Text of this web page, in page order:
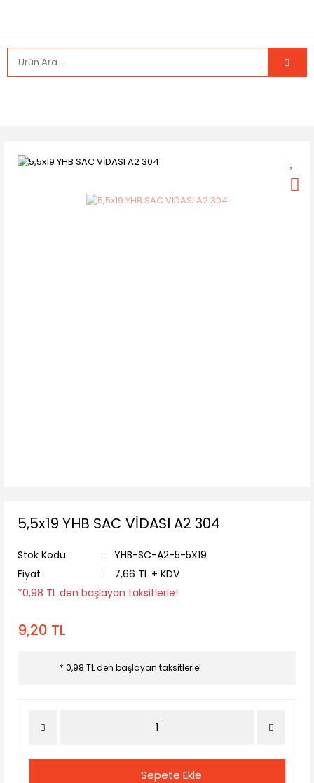
5,5x19 YHB SAC VİDASI A2 304
Stok Kodu
YHB-SC-A2-5-5X19
Fiyat
7,66 TL + KDV
*0,98 TL den başlayan taksitlerle!
9,20 TL
* 0,98 TL den başlayan taksitlerle!
Sepete Ekle